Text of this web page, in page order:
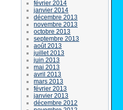
février 2014
janvier 2014
décembre 2013
novembre 2013
octobre 2013
septembre 2013
août 2013
juillet 2013
juin 2013
mai 2013
avril 2013
mars 2013
février 2013
janvier 2013
décembre 2012